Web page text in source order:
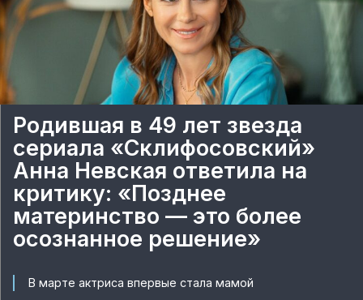
Родившая в 49 лет звезда
сериала «Склифосовский»
Анна Невская ответила на
критику: «Позднее
материнство — это более
осознанное решение»
В марте актриса впервые стала мамой